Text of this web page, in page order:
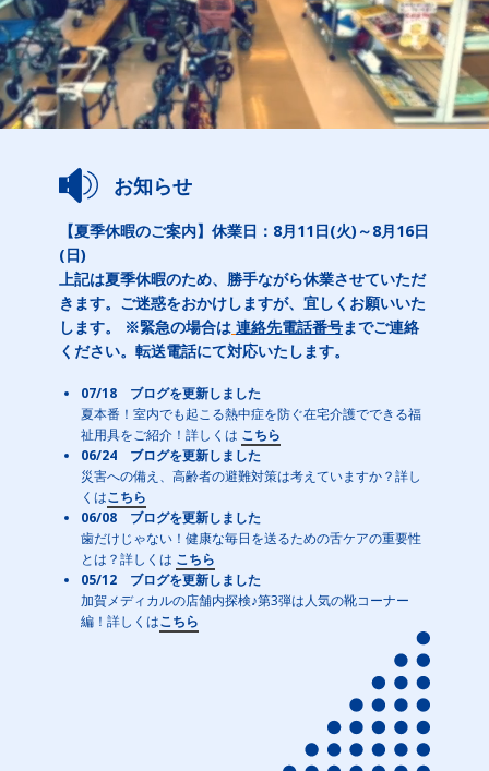
お知らせ
【夏季休暇のご案内】休業日：8月11日(火)～8月16日
(日)
上記は夏季休暇のため、勝手ながら休業させていただ
きます。ご迷惑をおかけしますが、宜しくお願いいた
します。 ※緊急の場合は 連絡先電話番号までご連絡
ください。転送電話にて対応いたします。
07/18 ブログを更新しました
夏本番！室内でも起こる熱中症を防ぐ在宅介護でできる福
祉用具をご紹介！詳しくは こちら
06/24 ブログを更新しました
災害への備え、高齢者の避難対策は考えていますか？詳し
くはこちら
06/08 ブログを更新しました
歯だけじゃない！健康な毎日を送るための舌ケアの重要性
とは？詳しくは こちら
05/12 ブログを更新しました
加賀メディカルの店舗内探検♪第3弾は人気の靴コーナー
編！詳しくはこちら